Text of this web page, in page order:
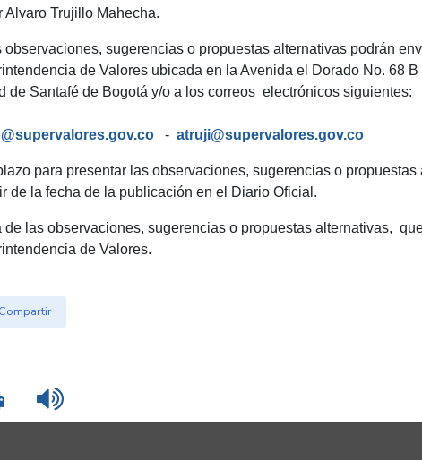
Alvaro Trujillo Mahecha.
observaciones, sugerencias o propuestas alternativas podrán
de Valores ubicada en la Avenida el Dorado No. 68
de Santafé de Bogotá y/o a los correos electrónicos siguientes:
- atruji@supervalores.gov.co
para presentar las observaciones, sugerencias o
de la fecha de la publicación en el Diario Oficial.
de las observaciones, sugerencias o propuestas alternativas,
de Valores.
Compartir
Imprimir